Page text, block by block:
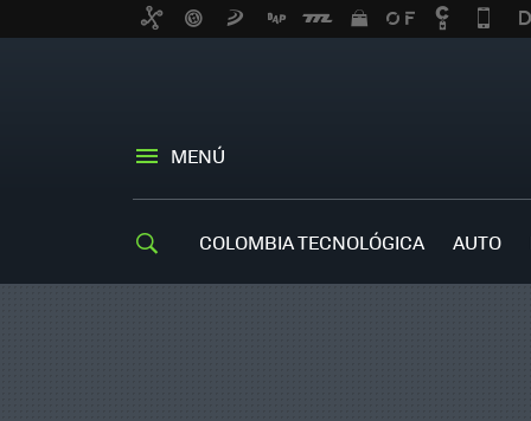
MENÚ
COLOMBIA TECNOLÓGICA AUTO